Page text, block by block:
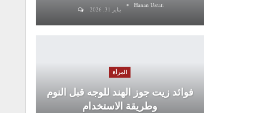
Hanan Usrati
يناير 31, 2026
المرأة
فوائد زيت جوز الهند للوجه قبل النوم
وطريقة الاستخدام